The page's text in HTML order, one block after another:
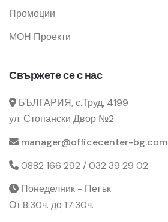
Промоции
МОН Проекти
Свържете се с нас
БЪЛГАРИЯ, с.Труд, 4199
ул. Стопански Двор №2
manager@officecenter-bg.com
0882 166 292 / 032 39 29 02
Понеделник - Петък
От 8:30ч. до 17:30ч.